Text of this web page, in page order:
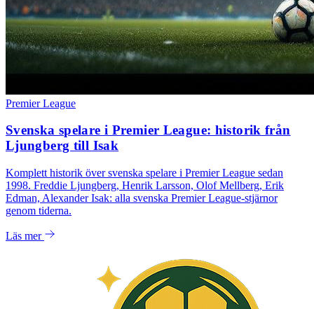
Premier League
Svenska spelare i Premier League: historik från
Ljungberg till Isak
Komplett historik över svenska spelare i Premier League sedan
1998. Freddie Ljungberg, Henrik Larsson, Olof Mellberg, Erik
Edman, Alexander Isak: alla svenska Premier League-stjärnor
genom tiderna.
Läs mer